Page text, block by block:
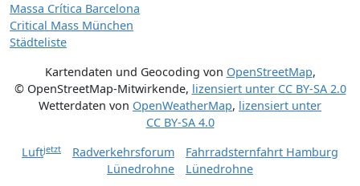
Massa Crítica Barcelona
Critical Mass München
Städteliste
Kartendaten und Geocoding von OpenStreetMap,
© OpenStreetMap-Mitwirkende, lizensiert unter CC BY-SA 2.0
Wetterdaten von OpenWeatherMap, lizensiert unter
CC BY-SA 4.0
Luftjetzt Radverkehrsforum
Fahrradsternfahrt Hamburg
Lünedrohne
Lünedrohne